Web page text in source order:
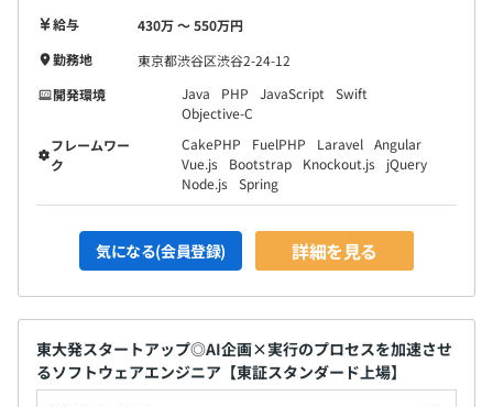
給与
430万 〜 550万円
勤務地
東京都渋谷区渋谷2-24-12
開発環境
Java PHP JavaScript
Swift
Objective-C
フレームワー
ク
CakePHP FuelPHP Laravel Angular
Vue.js
Bootstrap Knockout.js
jQuery
Node.js Spring
気になる(会員登録) 詳細を見る
東大発スタートアップ◎AI企画×実行のプロセスを加速させ
るソフトウェアエンジニア【東証スタンダード上場】